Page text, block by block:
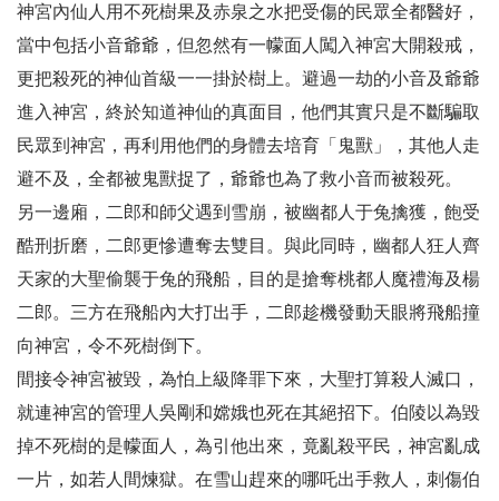
神宮內仙人用不死樹果及赤泉之水把受傷的民眾全都醫好，
當中包括小音爺爺，但忽然有一幪面人闖入神宮大開殺戒，
更把殺死的神仙首級一一掛於樹上。避過一劫的小音及爺爺
進入神宮，終於知道神仙的真面目，他們其實只是不斷騙取
民眾到神宮，再利用他們的身體去培育「鬼獸」，其他人走
避不及，全都被鬼獸捉了，爺爺也為了救小音而被殺死。
另一邊廂，二郎和師父遇到雪崩，被幽都人于兔擒獲，飽受
酷刑折磨，二郎更慘遭奪去雙目。與此同時，幽都人狂人齊
天家的大聖偷襲于兔的飛船，目的是搶奪桃都人魔禮海及楊
二郎。三方在飛船內大打出手，二郎趁機發動天眼將飛船撞
向神宮，令不死樹倒下。
間接令神宮被毀，為怕上級降罪下來，大聖打算殺人滅口，
就連神宮的管理人吳剛和嫦娥也死在其絕招下。伯陵以為毀
掉不死樹的是幪面人，為引他出來，竟亂殺平民，神宮亂成
一片，如若人間煉獄。在雪山趕來的哪吒出手救人，刺傷伯